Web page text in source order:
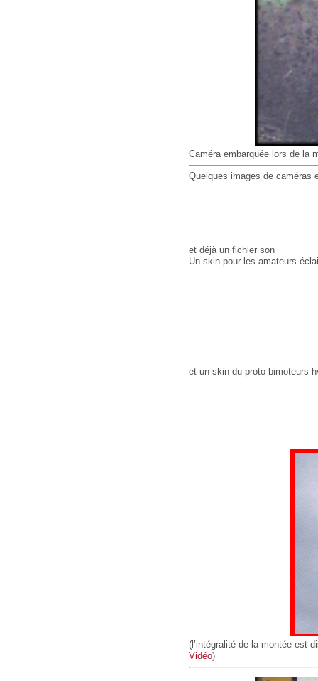
Caméra embarquée lors de la
Quelques images de caméras
et déjà un fichier son
Un skin pour les amateurs
et un skin du proto bimoteurs
(l’intégralité de la montée est
Vidéo)